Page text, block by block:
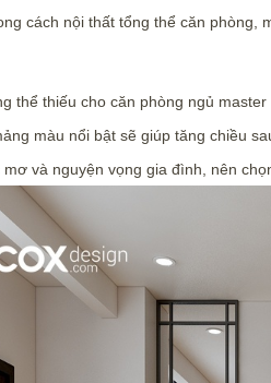
cách nội thất tổng thể căn
thể thiếu cho căn phòng ngủ
màu nổi bật sẽ giúp tăng chiều
và nguyện vọng gia đình, nên